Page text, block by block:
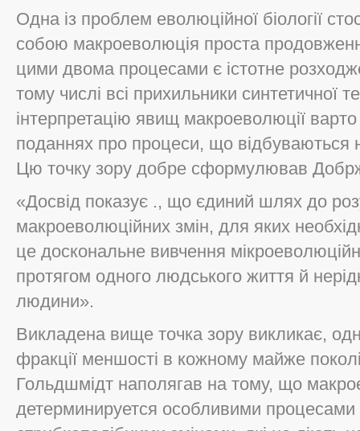
Одна із проблем еволюційної біології
собою макроеволюція проста
цими двома процесами є істотне
тому числі всі прихильники синтетичної
інтерпретацію явищ макроеволюції
поданнях про процеси, що відбуваються
Цю точку зору добре сформулював
«Досвід показує ., що єдиний шлях до
макроеволюційних змін, для яких
це доскональне вивчення
протягом одного людського життя й
людини».
Викладена вище точка зору викликає,
фракції меншості в кожному майже
Гольдшмідт наполягав на тому, що
детерминируется особливими